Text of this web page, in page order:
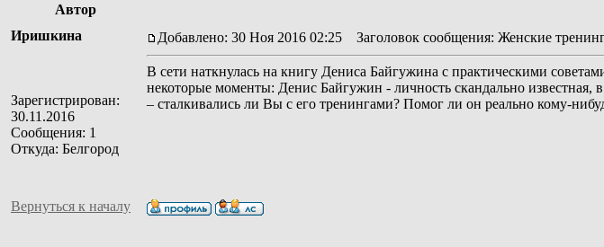
Автор
Иришкина
Зарегистрирован:
30.11.2016
Сообщения: 1
Откуда: Белгород
Добавлено: 30 Ноя 2016 02:25 Заголовок сообщения: Женские
В сети наткнулась на книгу Дениса Байгужина с практическими
некоторые моменты: Денис Байгужин - личность скандально
– сталкивались ли Вы с его тренингами? Помог ли он реально кому-
Вернуться к началу